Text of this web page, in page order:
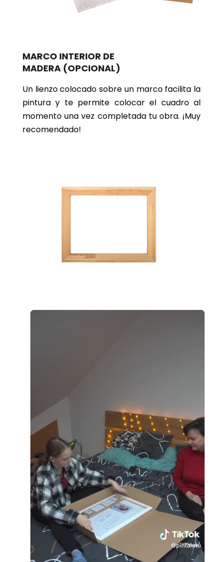
MARCO INTERIOR DE
MADERA (OPCIONAL)
Un lienzo colocado sobre un marco facilita la
pintura y te permite colocar el cuadro al
momento una vez completada tu obra. ¡Muy
recomendado!